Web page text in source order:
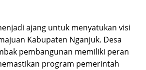
ajang untuk menyatukan visi
Kabupaten Nganjuk. Desa
pembangunan memiliki peran
program pemerintah